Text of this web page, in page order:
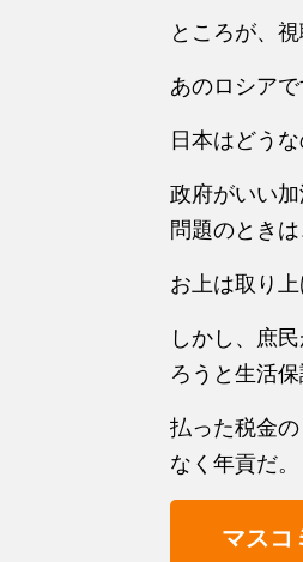
ところが、
あのロシア
日本はどう
政府がいい
問題のとき
お上は取り
しかし、庶
ろうと生活
払った税金
なく年貢だ。
マスコ